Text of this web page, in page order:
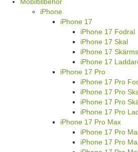
iPhone
iPhone 17
iPhone 17 Fodral
iPhone 17 Skal
iPhone 17
iPhone 17
iPhone 17 Pro
iPhone 17 Pro
iPhone 17 Pro
iPhone 17 Pro
iPhone 17 Pro
iPhone 17 Pro Max
iPhone 17 Pro
iPhone 17 Pro